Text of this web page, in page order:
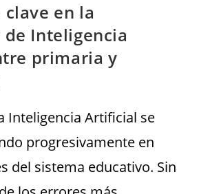
en la
Inteligencia
primaria y
Inteligencia Artificial se
progresivamente en
del sistema educativo. Sin